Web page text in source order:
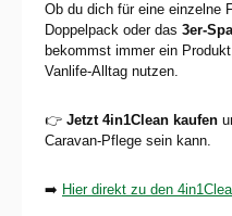
Ob du dich für eine einzelne
Doppelpack oder das 3er-
bekommst immer ein
Vanlife-Alltag nutzen.
👉 Jetzt 4in1Clean kaufen
Caravan-Pflege sein kann.
➡️ Hier direkt zu den